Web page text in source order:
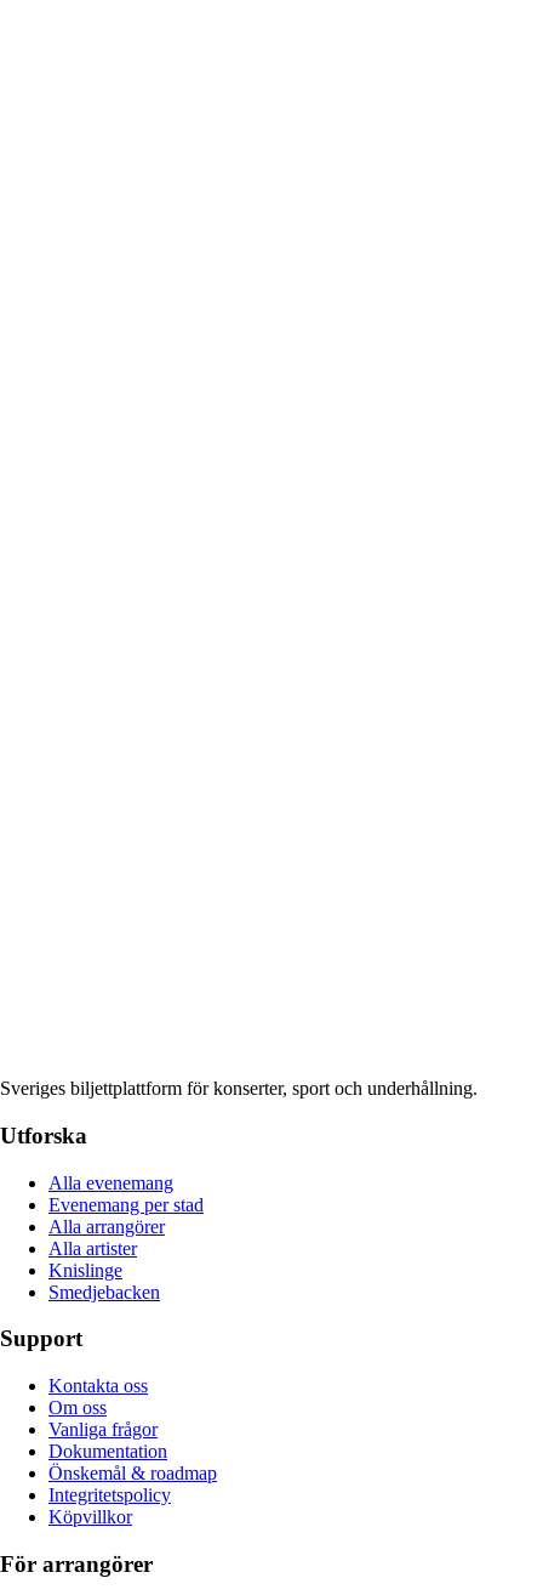
Sveriges biljettplattform för konserter, sport och underhållning.
Utforska
Alla evenemang
Evenemang per stad
Alla arrangörer
Alla artister
Knislinge
Smedjebacken
Support
Kontakta oss
Om oss
Vanliga frågor
Dokumentation
Önskemål & roadmap
Integritetspolicy
Köpvillkor
För arrangörer